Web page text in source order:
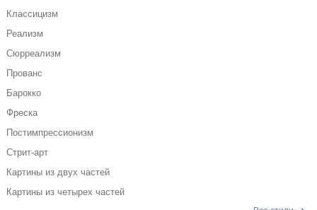
Классицизм
Реализм
Сюрреализм
Прованс
Барокко
Фреска
Постимпрессионизм
Стрит-арт
Картины из двух частей
Картины из четырех частей